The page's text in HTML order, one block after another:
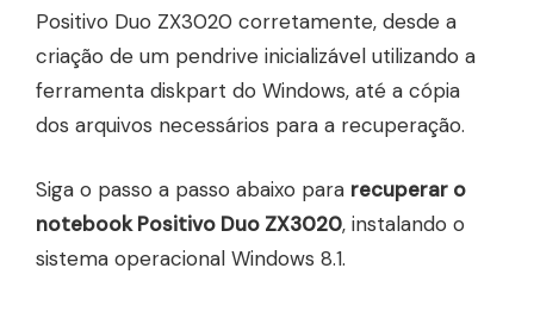
Positivo Duo ZX3020 corretamente, desde a
criação de um pendrive inicializável utilizando a
ferramenta diskpart do Windows, até a cópia
dos arquivos necessários para a recuperação.
Siga o passo a passo abaixo para recuperar o
notebook Positivo Duo ZX3020, instalando o
sistema operacional Windows 8.1.